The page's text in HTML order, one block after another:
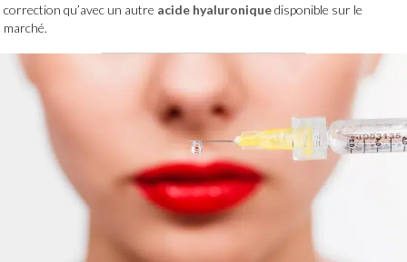
correction qu’avec un autre acide hyaluroniquedisponible sur le
marché.